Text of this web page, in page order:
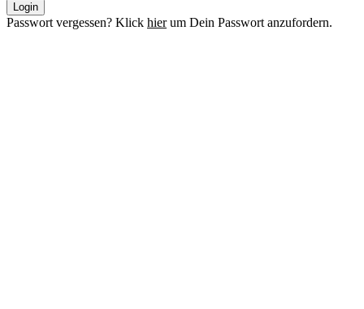
Login
Passwort vergessen? Klick hierum Dein Passwort anzufordern.